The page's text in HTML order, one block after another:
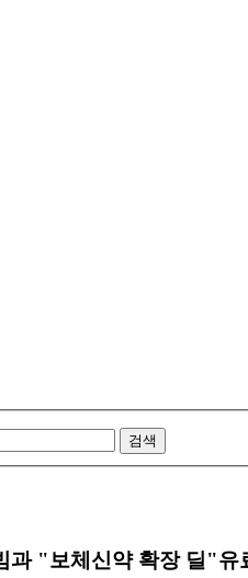
검색
과 "보체신약 확장 딜"유